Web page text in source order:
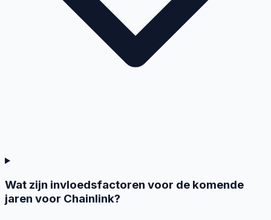
Wat zijn invloedsfactoren voor de komende
jaren voor Chainlink?